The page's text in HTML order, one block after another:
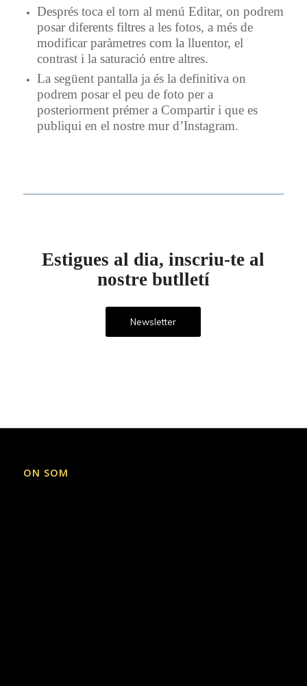
Després toca el torn al menú Editar, on podrem
posar diferents filtres a les fotos, a més de
modificar paràmetres com la lluentor, el
contrast i la saturació entre altres.
La següent pantalla ja és la definitiva on
podrem posar el peu de foto per a
posteriorment prémer a Compartir i que es
publiqui en el nostre mur d’Instagram.
Estigues al dia, inscriu-te al
nostre butlletí
Newsletter
ON SOM